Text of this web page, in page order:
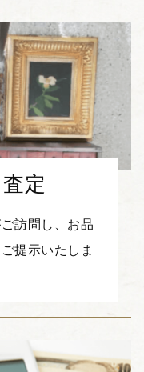
定
訪問し、お品
提示いたしま